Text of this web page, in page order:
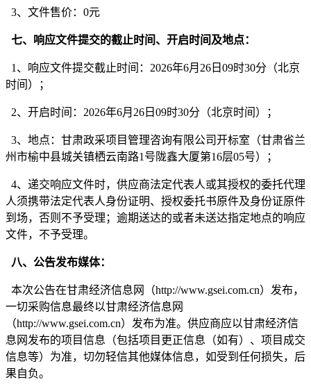
3、文件售价： 0元
七、响应文件提交的截止时间、开启时间及地点：
1、响应文件提交截止时间： 2026年6月 26 日 09时30分（北京
时间）
；
2、开启时间： 2026年6月26 日 09时30分（北京时间） ；
3、地点： 甘肃政采项目管理咨询有限公司开标室（甘肃省兰
州市榆中县城关镇栖云南路1号陇鑫大厦第16层05号） ；
4、递交响应文件时，供应商法定代表人或其授权的委托代理
人须携带法定代表人身份证明、授权委托书原件及身份证原件
到场，否则不予受理；逾期送达的或者未送达指定地点的响应
文件，不予受理。
八、公告发布媒体：
本次公告在甘肃经济信息网（http://www.gsei.com.cn）发布，
一切采购信息最终以甘肃经济信息网
（http://www.gsei.com.cn）发布为准。供应商应以甘肃经济信
息网发布的项目信息（包括项目更正信息（如有）、项目成交
信息等）为准， 切勿轻信其他媒体信息，如受到任何损失，后
果自负。